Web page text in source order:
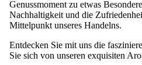
Genussmoment zu etwas
Nachhaltigkeit und die
Mittelpunkt unseres Handelns.
Entdecken Sie mit uns die
Sie sich von unseren exquisiten